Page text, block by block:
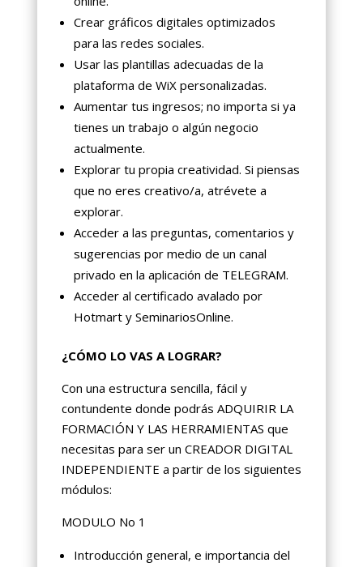
Crear gráficos digitales optimizados
para las redes sociales.
Usar las plantillas adecuadas de la
plataforma de WiX personalizadas.
Aumentar tus ingresos; no importa si ya
tienes un trabajo o algún negocio
actualmente.
Explorar tu propia creatividad. Si piensas
que no eres creativo/a, atrévete a
explorar.
Acceder a las preguntas, comentarios y
sugerencias por medio de un canal
privado en la aplicación de TELEGRAM.
Acceder al certificado avalado por
Hotmart y SeminariosOnline.
¿CÓMO LO VAS A LOGRAR?
Con una estructura sencilla, fácil y
contundente donde podrás ADQUIRIR LA
FORMACIÓN Y LAS HERRAMIENTAS que
necesitas para ser un CREADOR DIGITAL
INDEPENDIENTE a partir de los siguientes
módulos:
MODULO No 1
Introducción general, e importancia del